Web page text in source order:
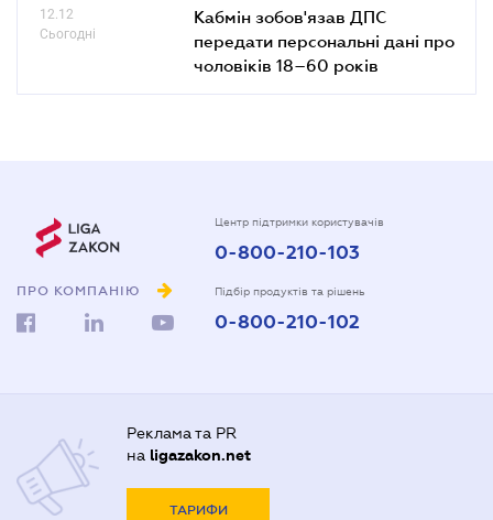
12.12
Сьогодні
Кабмін зобов'язав ДПС
передати персональні дані про
чоловіків 18–60 років
ПРО КОМПАНІЮ
Центр підтримки користувачів
0-800-210-103
Підбір продуктів та рішень
0-800-210-102
Реклама та PR
на ligazakon.net
ТАРИФИ